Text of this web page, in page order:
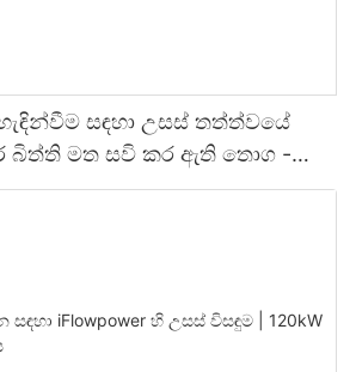
සඳහා උසස් තත්ත්වයේ
බිත්ති මත සවි කර ඇති තොග -